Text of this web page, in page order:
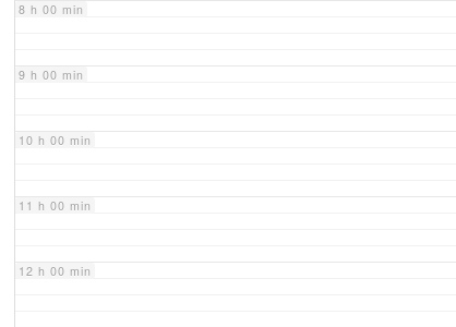
8 h 00 min
9 h 00 min
10 h 00 min
11 h 00 min
12 h 00 min